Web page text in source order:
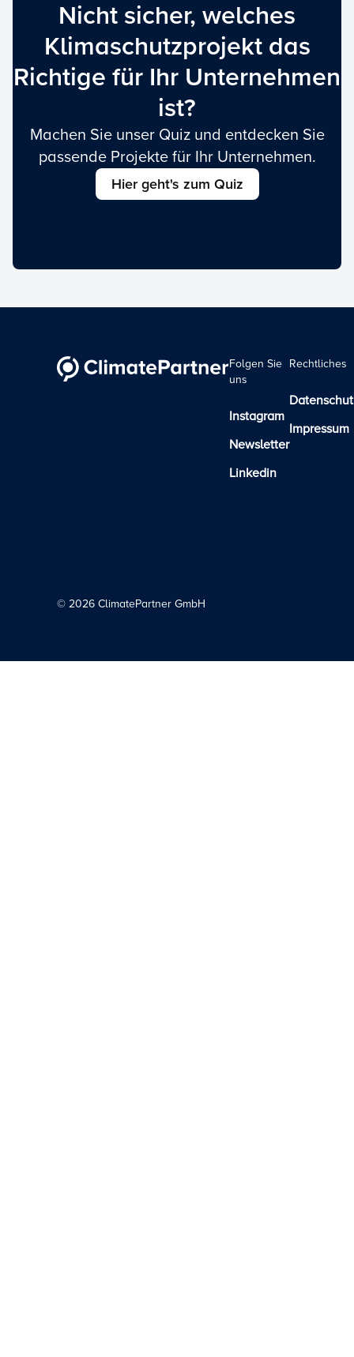
Nicht sicher, welches
Klimaschutzprojekt das
Richtige für Ihr Unternehmen
ist?
Machen Sie unser Quiz und entdecken Sie
passende Projekte für Ihr Unternehmen.
Hier geht's zum Quiz
© 2026 ClimatePartner GmbH
Folgen Sie
uns
Instagram
Newsletter
Linkedin
Rechtliches
Impressum